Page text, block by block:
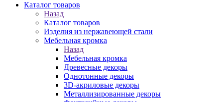
Каталог товаров
Назад
Каталог товаров
Изделия из нержавеющей стали
Мебельная кромка
Назад
Мебельная кромка
Древесные декоры
Однотонные декоры
3D-акриловые декоры
Металлизированные декоры